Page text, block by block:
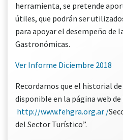
herramienta, se pretende
útiles, que podrán ser
para apoyar el desempeño de
Gastronómicas.
Ver Informe Diciembre 2018
Recordamos que el historial
disponible en la página web de
http://www.fehgra.org.ar /
del Sector Turístico”.